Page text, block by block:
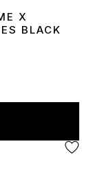
X
BLACK